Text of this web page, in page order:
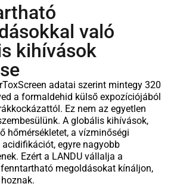
való
kihívások
adatai szerint mintegy 320
a formaldehid külső expozíciójából
Ez nem az egyetlen
A globális kihívások,
hőmérsékletet, a vízminőségi
egyre nagyobb
Ezért a LANDU vállalja a
megoldásokat kínáljon,